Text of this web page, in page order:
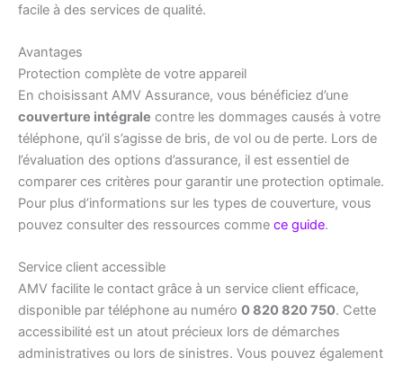
facile à des services de qualité.
Avantages
Protection complète de votre appareil
En choisissant AMV Assurance, vous bénéficiez d’une
couverture intégrale contre les dommages causés à votre
téléphone, qu’il s’agisse de bris, de vol ou de perte. Lors de
l’évaluation des options d’assurance, il est essentiel de
comparer ces critères pour garantir une protection optimale.
Pour plus d’informations sur les types de couverture, vous
pouvez consulter des ressources comme ce guide.
Service client accessible
AMV facilite le contact grâce à un service client efficace,
disponible par téléphone au numéro 0 820 820 750. Cette
accessibilité est un atout précieux lors de démarches
administratives ou lors de sinistres. Vous pouvez également